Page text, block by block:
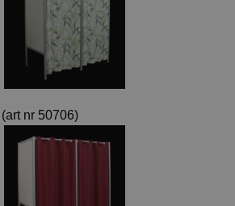
nr 50706)